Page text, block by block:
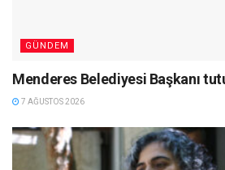
GÜNDEM
Menderes Belediyesi Başkanı
7 AĞUSTOS 2026